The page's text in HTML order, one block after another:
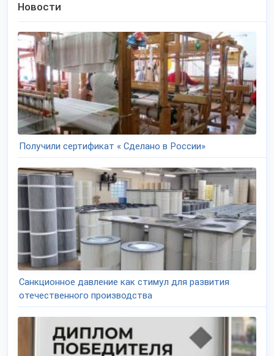
Новости
Получили сертификат « Сделано в России»
Санкционное давление как стимул для развития
отечественного производства